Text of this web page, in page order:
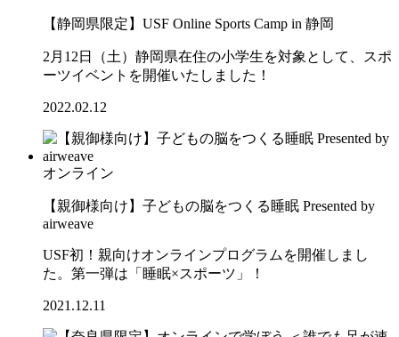
【静岡県限定】USF Online Sports Camp in 静岡
2月12日（土）静岡県在住の小学生を対象として、スポ
ーツイベントを開催いたしました！
2022.02.12
オンライン
【親御様向け】子どもの脳をつくる睡眠 Presented by
airweave
USF初！親向けオンラインプログラムを開催しまし
た。第一弾は「睡眠×スポーツ」！
2021.12.11